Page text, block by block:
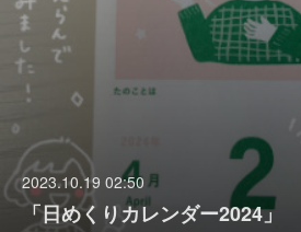
2023.10.19 02:50
「日めくりカレンダー2024」